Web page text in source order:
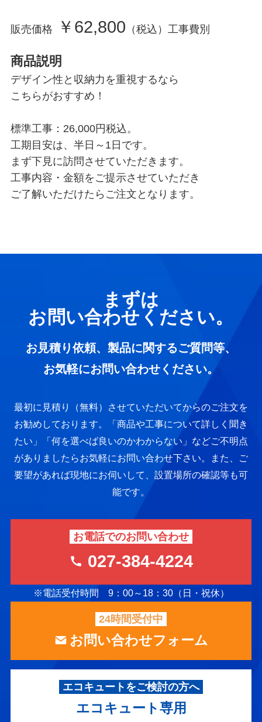
販売価格 ￥62,800 （税込）工事費別
商品説明
デザイン性と収納力を重視するなら
こちらがおすすめ！
標準工事：26,000円税込。
工期目安は、半日～1日です。
まず下見に訪問させていただきます。
工事内容・金額をご提示させていただき
ご了解いただけたらご注文となります。
まずは
お問い合わせください。
お見積り依頼、製品に関するご質問等、
お気軽にお問い合わせください。
最初に見積り（無料）させていただいてからのご注文を
お勧めしております。
「商品や工事について詳しく聞き
たい」「何を選べば良いのかわからない」などご不明点
がありましたらお気軽にお問い合わせ下さい。
また、ご
要望があれば現地にお伺いして、設置場所の確認等も可
能です。
お電話でのお問い合わせ
027-384-4224
※電話受付時間 9：00～18：30（日・祝休）
24時間受付中
お問い合わせフォーム
エコキュートをご検討の方へ
エコキュート専用